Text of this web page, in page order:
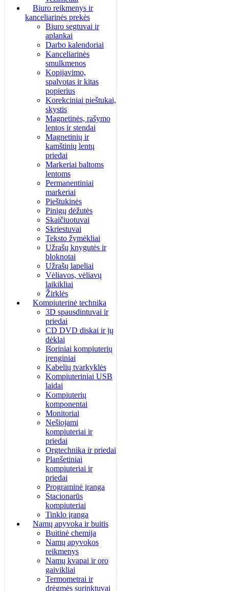
Biuro reikmenys ir
kanceliarinės prekės
Biuro segtuvai ir
aplankai
Darbo kalendoriai
Kanceliarinės
smulkmenos
Kopijavimo,
spalvotas ir kitas
popierius
Korekciniai pieštukai,
skystis
Magnetinės, rašymo
lentos ir stendai
Magnetinių ir
kamštinių lentų
priedai
Markeriai baltoms
lentoms
Permanentiniai
markeriai
Pieštukinės
Pinigų dėžutės
Skaičiuotuvai
Skriestuvai
Teksto žymėkliai
Užrašų knygutės ir
bloknotai
Užrašų lapeliai
Vėliavos, vėliavų
laikikliai
Žirklės
Kompiuterinė technika
3D spausdintuvai ir
priedai
CD DVD diskai ir jų
dėklai
Išoriniai kompiuterių
įrenginiai
Kabelių tvarkyklės
Kompiuteriniai USB
laidai
Kompiuterių
komponentai
Monitoriai
Nešiojami
kompiuteriai ir
priedai
Orgtechnika ir priedai
Planšetiniai
kompiuteriai ir
priedai
Programinė įranga
Stacionarūs
kompiuteriai
Tinklo įranga
Namų apyvoka ir buitis
Buitinė chemija
Namų apyvokos
reikmenys
Namų kvapai ir oro
gaivikliai
Termometrai ir
drėgmės surinktuvai